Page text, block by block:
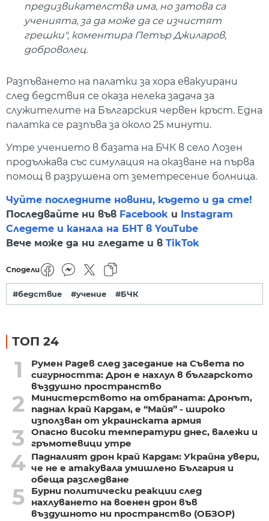
предизвикателства има, но затова са
ученията, за да може да се изчистят
грешки", коментира Петър Джиларов,
доброволец.
Разпъването на палатки за хора евакуирани
след бедствия се оказа нелека задача за
служителите на Българския червен кръст. Една
палатка се разпъва за около 25 минути.
Утре учението в базата на БЧК в село Лозен
продължава със симулация на оказване на първа
помощ в разрушена от земетресение болница.
Чуйте последните новини, където и да сте!
Последвайте ни във Facebook и Instagram
Следете и канала на БНТ в YouTube
Вече може да ни гледате и в TikTok
Сподели
#бедствие #учение #БЧК
ТОП 24
1
Румен Радев след заседание на Съвета по
сигурността: Дрон е нахлул в българското
въздушно пространство
2
Министерството на отбраната: Дронът,
паднал край Кардам, е “Майя” - широко
използван от украинската армия
3
Опасно високи температури днес, валежи и
гръмотевици утре
4 Падналият дрон край Кардам: Украйна увери,
че не е атакувала умишлено България и
обеща разследване
5
Бурни политически реакции след
нахлуването на военен дрон във
въздушното ни пространство (ОБЗОР)